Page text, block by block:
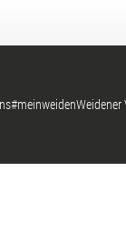
#meinweidenWeidener